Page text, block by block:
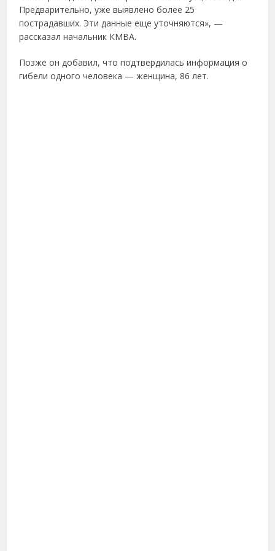
Предварительно, уже выявлено более 25
пострадавших. Эти данные еще уточняются», —
рассказал начальник КМВА.
Позже он добавил, что подтвердилась информация о
гибели одного человека — женщина, 86 лет.